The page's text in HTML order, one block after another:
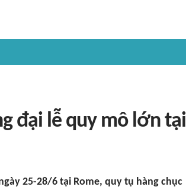
đại lễ quy mô lớn tại
25-28/6 tại Rome, quy tụ hàng chục